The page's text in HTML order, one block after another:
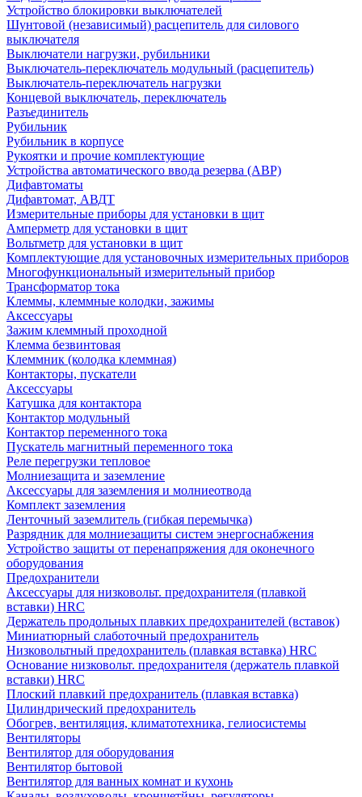
Устройство блокировки выключателей
Шунтовой (независимый) расцепитель для силового
выключателя
Выключатели нагрузки, рубильники
Выключатель-переключатель модульный (расцепитель)
Выключатель-переключатель нагрузки
Концевой выключатель, переключатель
Разъединитель
Рубильник
Рубильник в корпусе
Рукоятки и прочие комплектующие
Устройства автоматического ввода резерва (АВР)
Дифавтоматы
Дифавтомат, АВДТ
Измерительные приборы для установки в щит
Амперметр для установки в щит
Вольтметр для установки в щит
Комплектующие для установочных измерительных приборов
Многофункциональный измерительный прибор
Трансформатор тока
Клеммы, клеммные колодки, зажимы
Аксессуары
Зажим клеммный проходной
Клемма безвинтовая
Клеммник (колодка клеммная)
Контакторы, пускатели
Аксессуары
Катушка для контактора
Контактор модульный
Контактор переменного тока
Пускатель магнитный переменного тока
Реле перегрузки тепловое
Молниезащита и заземление
Аксессуары для заземления и молниеотвода
Комплект заземления
Ленточный заземлитель (гибкая перемычка)
Разрядник для молниезащиты систем энергоснабжения
Устройство защиты от перенапряжения для оконечного
оборудования
Предохранители
Аксессуары для низковольт. предохранителя (плавкой
вставки) HRC
Держатель продольных плавких предохранителей (вставок)
Миниатюрный слаботочный предохранитель
Низковольтный предохранитель (плавкая вставка) HRC
Основание низковольт. предохранителя (держатель плавкой
вставки) HRC
Плоский плавкий предохранитель (плавкая вставка)
Цилиндрический предохранитель
Обогрев, вентиляция, климатотехника, гелиосистемы
Вентиляторы
Вентилятор для оборудования
Вентилятор бытовой
Вентилятор для ванных комнат и кухонь